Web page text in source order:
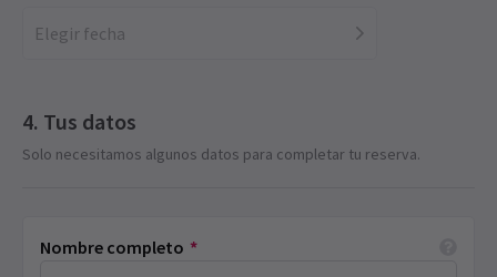
Elegir fecha
Tus datos
Solo necesitamos algunos datos para completar tu reserva.
Nombre completo *